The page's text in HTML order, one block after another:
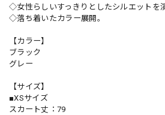
◇女性らしいすっきりとしたシルエットを
◇落ち着いたカラー展開。
【カラー】
ブラック
グレー
【サイズ】
■XSサイズ
スカート丈：79